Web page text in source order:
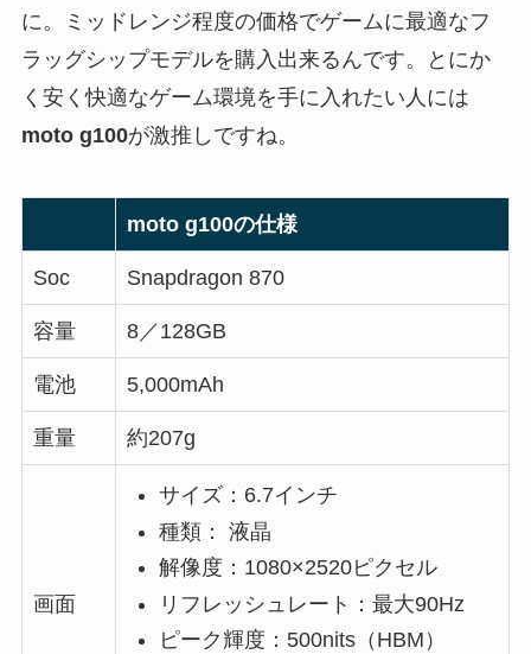
に。ミッドレンジ程度の価格でゲームに最適なフ
ラッグシップモデルを購入出来るんです。とにか
く安く快適なゲーム環境を手に入れたい人には
moto g100が激推しですね。
moto g100の仕様
Soc Snapdragon 870
容量 8／128GB
電池 5,000mAh
重量 約207g
画面
サイズ：6.7インチ
種類： 液晶
解像度：1080×2520ピクセル
リフレッシュレート：最大90Hz
ピーク輝度：500nits（HBM）